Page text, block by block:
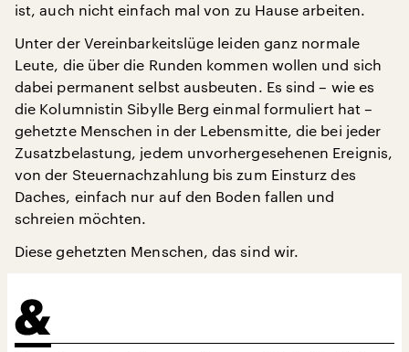
ist, auch nicht einfach mal von zu Hause arbeiten.
Unter der Vereinbarkeitslüge leiden ganz normale
Leute, die über die Runden kommen wollen und sich
dabei permanent selbst ausbeuten. Es sind – wie es
die Kolumnistin Sibylle Berg einmal formuliert hat –
gehetzte Menschen in der Lebensmitte, die bei jeder
Zusatzbelastung, jedem unvorhergesehenen Ereignis,
von der Steuernachzahlung bis zum Einsturz des
Daches, einfach nur auf den Boden fallen und
schreien möchten.
Diese gehetzten Menschen, das sind wir.